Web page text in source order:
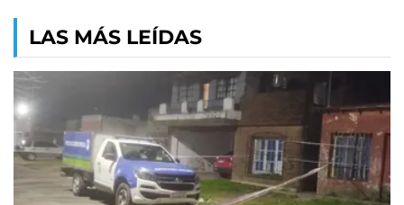
LAS MÁS LEÍDAS